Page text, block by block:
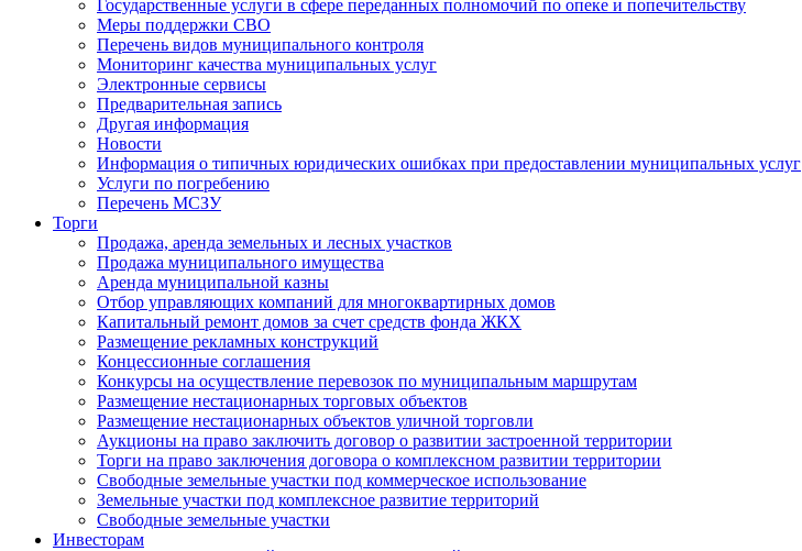
Государственные услуги в сфере переданных полномочий по опеке и попечительству
Меры поддержки СВО
Перечень видов муниципального контроля
Мониторинг качества муниципальных услуг
Электронные сервисы
Предварительная запись
Другая информация
Новости
Информация о типичных юридических ошибках при предоставлении муниципальных услуг
Услуги по погребению
Перечень МСЗУ
Торги
Продажа, аренда земельных и лесных участков
Продажа муниципального имущества
Аренда муниципальной казны
Отбор управляющих компаний для многоквартирных домов
Капитальный ремонт домов за счет средств фонда ЖКХ
Размещение рекламных конструкций
Концессионные соглашения
Конкурсы на осуществление перевозок по муниципальным маршрутам
Размещение нестационарных торговых объектов
Размещение нестационарных объектов уличной торговли
Аукционы на право заключить договор о развитии застроенной территории
Торги на право заключения договора о комплексном развитии территории
Свободные земельные участки под коммерческое использование
Земельные участки под комплексное развитие территорий
Свободные земельные участки
Инвесторам